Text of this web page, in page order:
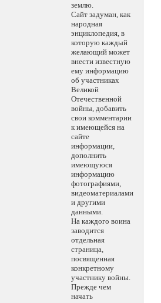
землю.
Сайт задуман, как
народная
энциклопедия, в
которую каждый
желающий может
внести известную
ему информацию
об участниках
Великой
Отечественной
войны, добавить
свои комментарии
к имеющейся на
сайте
информации,
дополнить
имеющуюся
информацию
фотографиями,
видеоматериалами
и другими
данными.
На каждого воина
заводится
отдельная
страница,
посвященная
конкретному
участнику войны.
Прежде чем
начать